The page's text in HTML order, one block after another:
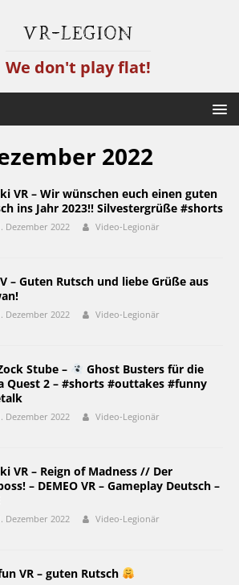
VR-Legion
We don't play flat!
2022
VR – Wir wünschen euch einen guten
ins Jahr 2023!! Silvestergrüße #shorts
Dezember 2022 Video-Legionär
– Guten Rutsch und liebe Grüße aus
Dezember 2022 Video-Legionär
Stube –
Ghost Busters für die
Quest 2 – #shorts #outtakes #funny
Dezember 2022 Video-Legionär
VR – Reign of Madness // Der
– DEMEO VR – Gameplay Deutsch –
Dezember 2022 Video-Legionär
VR – guten Rutsch